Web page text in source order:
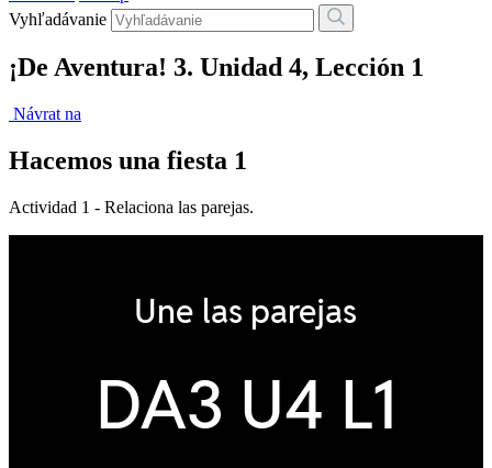
Vyhľadávanie
¡De Aventura! 3. Unidad 4, Lección 1
Návrat na
Hacemos una fiesta 1
Actividad 1 - Relaciona las parejas.